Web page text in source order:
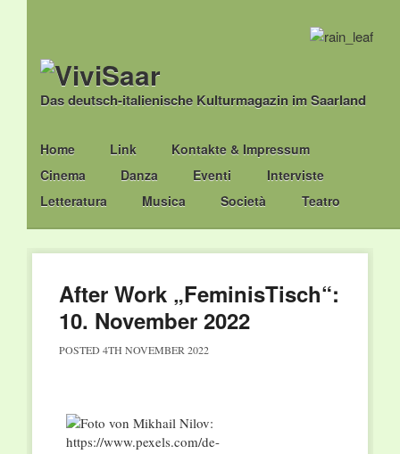
Das deutsch-italienische Kulturmagazin im Saarland
Main menu
Skip
to
content
Home Link
Kontakte & Impressum
Cinema
Danza Eventi
Interviste
Letteratura
Musica Società Teatro
After Work „FeminisTisch“:
10. November 2022
POSTED 4TH NOVEMBER 2022